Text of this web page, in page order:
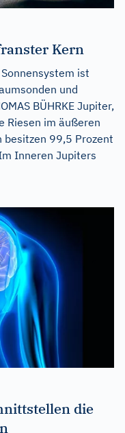
Kern
ist
und
BÜHRKE Jupiter,
Riesen im äußeren
besitzen 99,5 Prozent
Inneren Jupiters
die